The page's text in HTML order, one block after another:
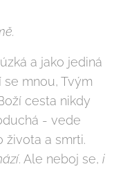
a jako jediná
mnou, Tvým
cesta nikdy
- vede
života a smrti.
. Ale neboj se, i